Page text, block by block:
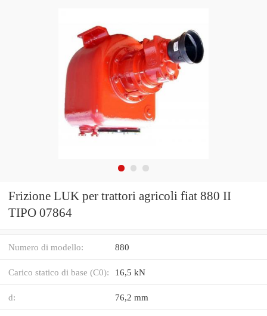
Frizione LUK per trattori agricoli fiat 880 II
TIPO 07864
Numero di modello: 880
Carico statico di base (C0): 16,5 kN
d: 76,2 mm